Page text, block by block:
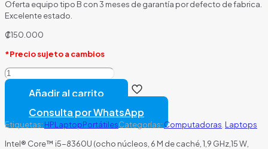
Oferta equipo tipo B con 3 meses de garantía por defecto de fabrica.
Excelente estado.
₡150.000
*Precio sujeto a cambios
Portátil
HP
Elitebook
cantidad
Añadir al carrito
Consulta por WhatsApp
Etiquetas: HPLaptopPortátilesCategorías: Computadoras Laptops
Intel® Core™ i5-8360U (ocho núcleos, 6 M de caché, 1,9 GHz,15 W,